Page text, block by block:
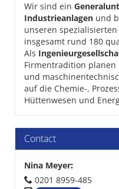
Wir sind ein
Industrieanlagen und
unseren
insgesamt rund 180
Als
Firmentradition
und
auf die Chemie-,
Hüttenwesen und
Contact
Nina Meyer:
0201 8959-485